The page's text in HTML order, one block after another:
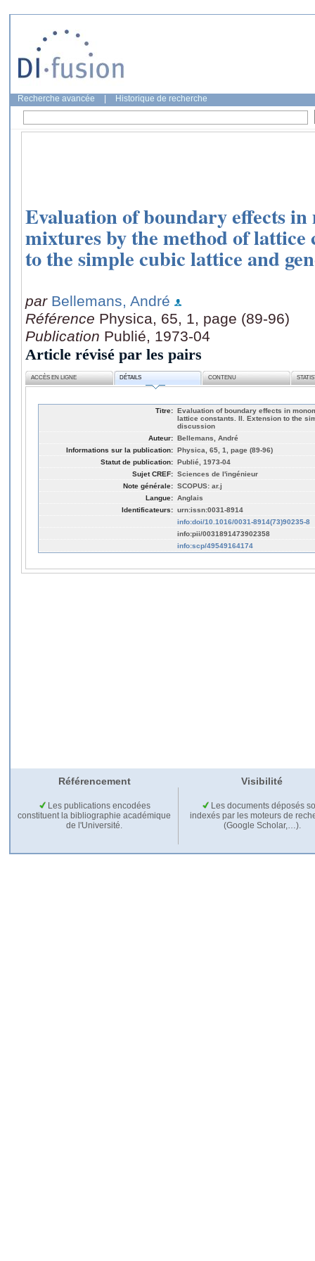
Recherche avancée Historique de recherche
Evaluation of boundary effects
mixtures by the method of lattice
to the simple cubic lattice and
par Bellemans, André
Référence Physica, 65, 1, page (89-96)
Publication Publié, 1973-04
Article révisé par les pairs
ACCÈS EN LIGNE DÉTAILS CONTENU
Titre: Evaluation of boundary effects in
lattice constants. II. Extension to the
discussion
Auteur: Bellemans, André
Informations sur la publication: Physica, 65, 1, page (89-96)
Statut de publication: Publié, 1973-04
Sujet CREF: Sciences de l'ingénieur
Note générale: SCOPUS: ar.j
Langue: Anglais
Identificateurs: urn:issn:0031-8914
info:doi/10.1016/0031-8914(73)90235-8
info:pii/0031891473902358
info:scp/49549164174
Référencement Visibilité
Les publications encodées
constituent la bibliographie académique
de l'Université.
Les documents déposés
indexés par les moteurs de
(Google Scholar,…).